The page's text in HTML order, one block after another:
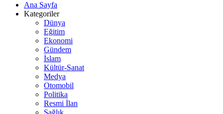
Ana Sayfa
Kategoriler
Dünya
Eğitim
Ekonomi
Gündem
İslam
Kültür-Sanat
Medya
Otomobil
Politika
Resmi İlan